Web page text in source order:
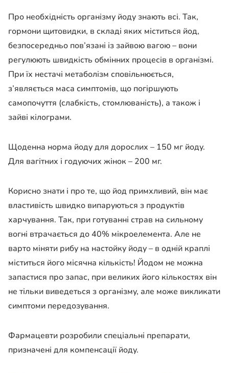
Про необхідність організму йоду знають всі. Так,
гормони щитовидки, в складі яких міститься йод,
безпосередньо пов’язані із зайвою вагою – вони
регулюють швидкість обмінних процесів в організмі.
При їх нестачі метаболізм сповільнюється,
з’являється маса симптомів, що погіршують
самопочуття (слабкість, стомлюваність), а також і
зайві кілограми.
Щоденна норма йоду для дорослих – 150 мг йоду.
Для вагітних і годуючих жінок – 200 мг.
Корисно знати і про те, що йод примхливий, він має
властивість швидко випаруються з продуктів
харчування. Так, при готуванні страв на сильному
вогні втрачається до 40% мікроелемента. Але не
варто міняти рибу на настойку йоду – в одній краплі
міститься його місячна кількість! Йодом не можна
запастися про запас, при великих його кількостях він
не тільки виведеться з організму, але може викликати
симптоми передозування.
Фармацевти розробили спеціальні препарати,
призначені для компенсації йоду.